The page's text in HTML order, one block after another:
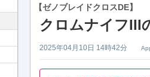
【ゼノブレイドクロスDE】
クロムナイフIII
2025年04月10日 14時42分